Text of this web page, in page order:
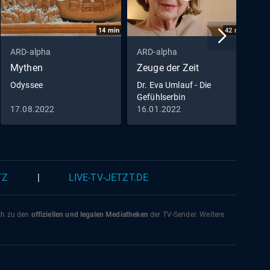
für
an
14 min
ARD-alpha
Mythen
Odyssee
17.08.2022
42 min
ARD-alpha
Zeuge der Zeit
Dr. Eva Umlauf - Die
Gefühlserbin
16.01.2022
LIVE-TV-JETZT.DE
zu den offiziellen und legalen Mediatheken der TV-Sender. Weitere